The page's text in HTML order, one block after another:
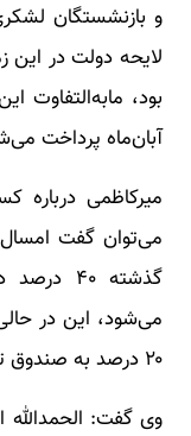
و بازنشستگان
لایحه دولت در این
بود، مابه‌التفاوت
آبان‌ماه پرداخت
میرکاظمی درباره
می‌توان گفت
گذشته
می‌شود، این در
۲۰ درصد به صندوق توسعه واریز می‌شد.
وی گفت: الحمدالله